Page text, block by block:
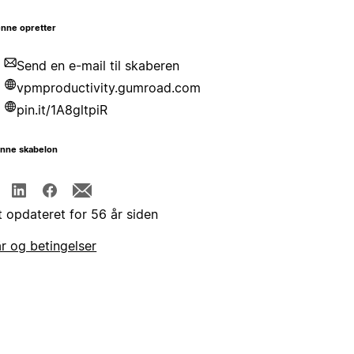
opretter
Send en e-mail til skaberen
vpmproductivity.gumroad.com
pin.it/1A8gltpiR
skabelon
opdateret for 56 år siden
og betingelser